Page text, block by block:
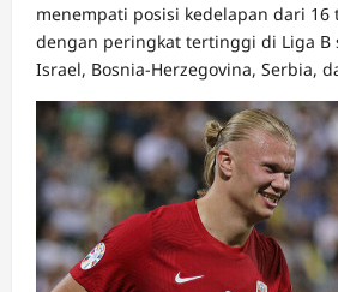
menempati posisi kedelapan dari 16
dengan peringkat tertinggi di Liga B
Israel, Bosnia-Herzegovina, Serbia,